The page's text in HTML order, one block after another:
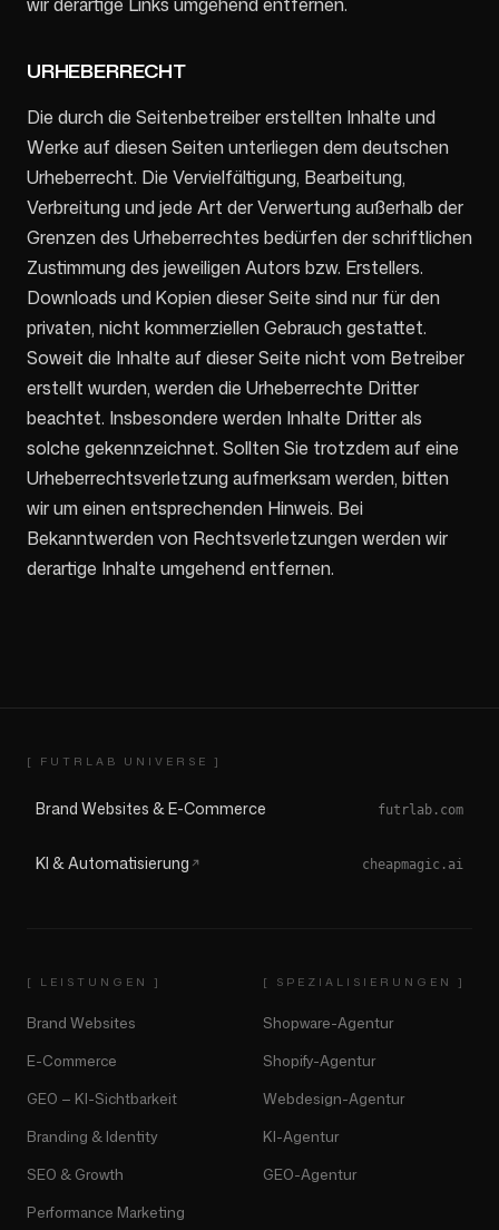
URHEBERRECHT
Die durch die Seitenbetreiber erstellten Inhalte und
Werke auf diesen Seiten unterliegen dem deutschen
Urheberrecht. Die Vervielfältigung, Bearbeitung,
Verbreitung und jede Art der Verwertung außerhalb der
Grenzen des Urheberrechtes bedürfen der schriftlichen
Zustimmung des jeweiligen Autors bzw. Erstellers.
Downloads und Kopien dieser Seite sind nur für den
privaten, nicht kommerziellen Gebrauch gestattet.
Soweit die Inhalte auf dieser Seite nicht vom Betreiber
erstellt wurden, werden die Urheberrechte Dritter
beachtet. Insbesondere werden Inhalte Dritter als
solche gekennzeichnet. Sollten Sie trotzdem auf eine
Urheberrechtsverletzung aufmerksam werden, bitten
wir um einen entsprechenden Hinweis. Bei
Bekanntwerden von Rechtsverletzungen werden wir
derartige Inhalte umgehend entfernen.
[ FUTRLAB UNIVERSE ]
Brand Websites & E-Commerce futrlab.com
KI & Automatisierung cheapmagic.ai
[ LEISTUNGEN ]
Brand Websites
E-Commerce
GEO — KI-Sichtbarkeit
Branding & Identity
SEO & Growth
Performance Marketing
[ SPEZIALISIERUNGEN ]
Shopware-Agentur
Shopify-Agentur
Webdesign-Agentur
KI-Agentur
GEO-Agentur